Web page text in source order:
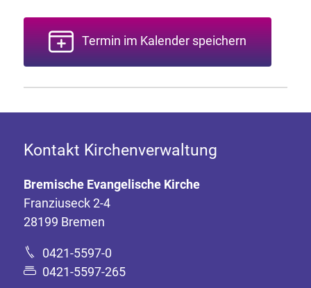
Termin im Kalender speichern
Kontakt Kirchenverwaltung
Bremische Evangelische Kirche
Franziuseck 2-4
28199 Bremen
0421-5597-0
0421-5597-265